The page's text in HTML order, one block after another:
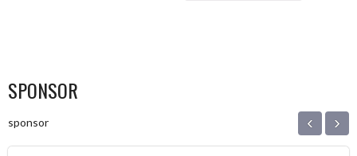
SPONSOR
sponsor ‹ ›